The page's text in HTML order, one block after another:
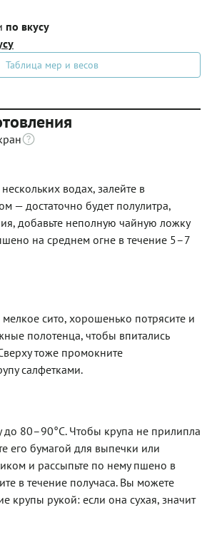
по вкусу
Таблица мер и весов
нескольких водах, залейте в
— достаточно будет полулитра,
добавьте неполную чайную ложку
на среднем огне в течение 5–7
сито, хорошенько потрясите и
полотенца, чтобы впитались
тоже промокните
салфетками.
до 80–90°С. Чтобы крупа не прилипла
его бумагой для выпечки или
и рассыпьте по нему пшено в
в течение получаса. Вы можете
крупы рукой: если она сухая, значит